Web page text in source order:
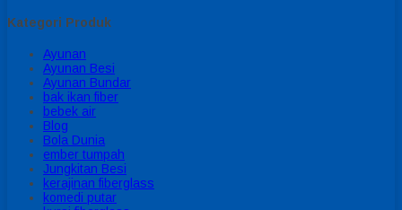
Kategori Produk
Ayunan
Ayunan Besi
Ayunan Bundar
bak ikan fiber
bebek air
Blog
Bola Dunia
ember tumpah
Jungkitan Besi
kerajinan fiberglass
komedi putar